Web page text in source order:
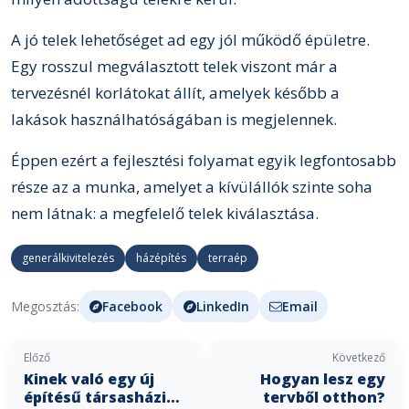
A jó telek lehetőséget ad egy jól működő épületre.
Egy rosszul megválasztott telek viszont már a
tervezésnél korlátokat állít, amelyek később a
lakások használhatóságában is megjelennek.
Éppen ezért a fejlesztési folyamat egyik legfontosabb
része az a munka, amelyet a kívülállók szinte soha
nem látnak: a megfelelő telek kiválasztása.
generálkivitelezés házépítés terraép
Megosztás: Facebook LinkedIn Email
Előző
Kinek való egy új
építésű társasházi
Következő
Hogyan lesz egy
tervből otthon?